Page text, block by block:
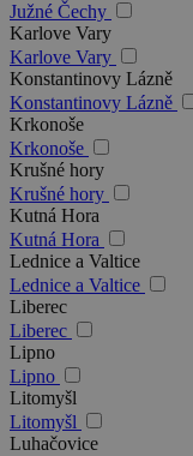
Južné Čechy
Karlove Vary
Karlove Vary
Konstantinovy Lázně
Konstantinovy Lázně
Krkonoše
Krkonoše
Krušné hory
Krušné hory
Kutná Hora
Kutná Hora
Lednice a Valtice
Lednice a Valtice
Liberec
Liberec
Lipno
Lipno
Litomyšl
Litomyšl
Luhačovice